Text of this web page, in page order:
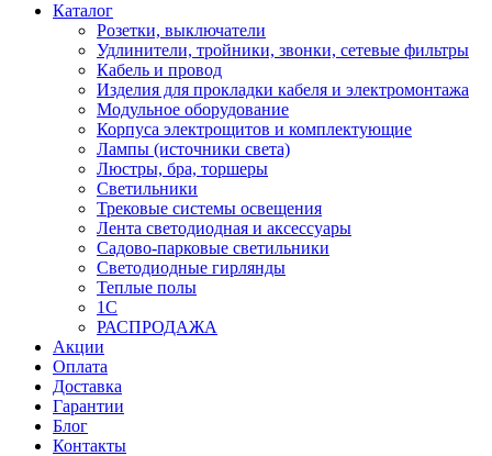
Каталог
Розетки, выключатели
Удлинители, тройники, звонки, сетевые фильтры
Кабель и провод
Изделия для прокладки кабеля и электромонтажа
Модульное оборудование
Корпуса электрощитов и комплектующие
Лампы (источники света)
Люстры, бра, торшеры
Светильники
Трековые системы освещения
Лента светодиодная и аксессуары
Садово-парковые светильники
Светодиодные гирлянды
Теплые полы
1С
РАСПРОДАЖА
Акции
Оплата
Доставка
Гарантии
Блог
Контакты